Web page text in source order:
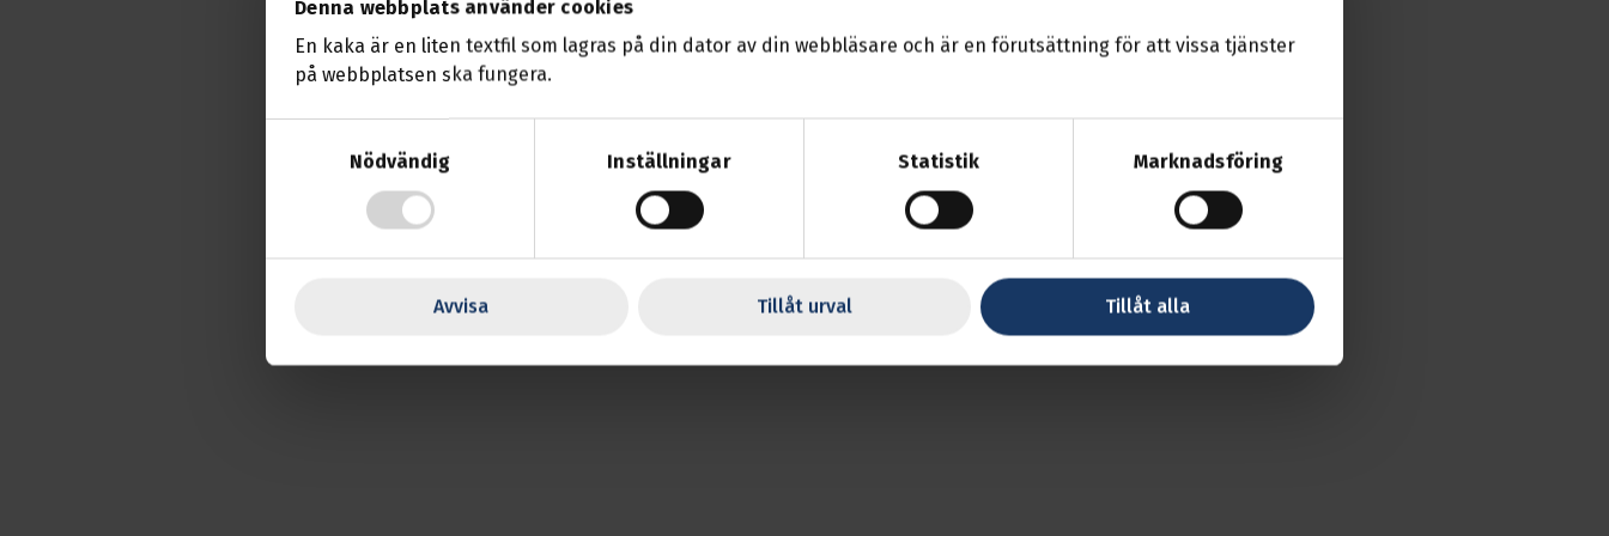
Denna webbplats använder cookies
En kaka är en liten textfil som lagras på din dator av din webbläsare och är en förutsättning för att vissa tjänster
på webbplatsen ska fungera.
Nödvändig
Inställningar Statistik Marknadsföring
Avvisa Tillåt urval Tillåt alla